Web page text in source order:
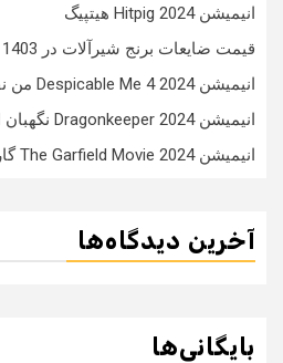
انیمیشن Hitpig 2024 هیتپیگ
قیمت ضایعات برنج شیرآلات در 1403
انیمیشن Despicable Me 4 2024 من نفرت انگیز 4
انیمیشن Dragonkeeper 2024 نگهبان اژدها
انیمیشن The Garfield Movie 2024 گارفیلد
آخرین دیدگاه‌ها
بایگانی‌ها